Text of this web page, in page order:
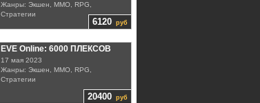
6120 руб
Жанры: Экшен, MMO, RPG,
Стратегии
20400 руб
EVE Online: 6000 ПЛЕКСОВ
17 мая 2023
Жанры: Экшен, MMO, RPG,
Стратегии